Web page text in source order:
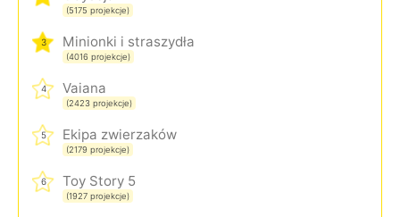
(5175 projekcje)
3 Minionki i straszydła
(4016 projekcje)
4 Vaiana
(2423 projekcje)
5 Ekipa zwierzaków
(2179 projekcje)
6 Toy Story 5
(1927 projekcje)